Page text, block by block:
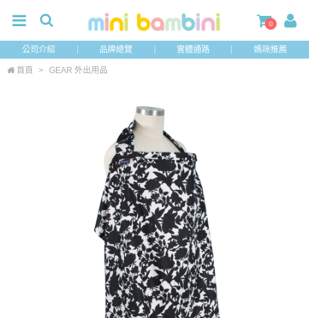
0
公司介紹 品牌總覽 實體通路 媽咪推薦
首頁 > GEAR 外出用品